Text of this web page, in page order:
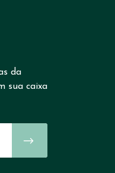
da
sua caixa